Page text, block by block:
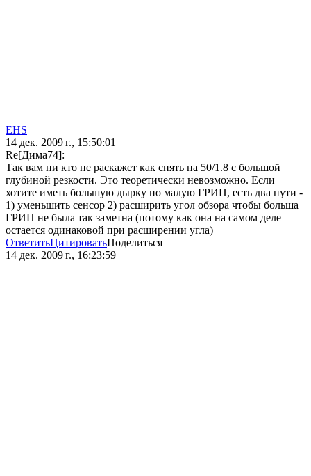
EHS
14 дек. 2009 г., 15:50:01
Re[Дима74]:
Так вам ни кто не раскажет как снять на 50/1.8 с большой
глубиной резкости. Это теоретически невозможно. Если
хотите иметь большую дырку но малую ГРИП, есть два пути -
1) уменьшить сенсор 2) расширить угол обзора чтобы больша
ГРИП не была так заметна (потому как она на самом деле
остается одинаковой при расширении угла)
ОтветитьЦитироватьПоделиться
14 дек. 2009 г., 16:23:59